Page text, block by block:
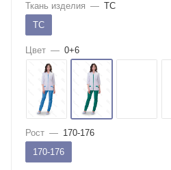
Ткань изделия — ТС
ТС
Цвет — 0+6
Рост — 170-176
170-176